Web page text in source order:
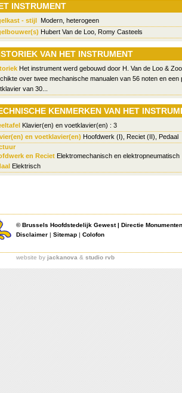
INSTRUMENT
- stijl Modern, heterogeen
Hubert Van de Loo, Romy Casteels
VAN HET INSTRUMENT
Het instrument werd gebouwd door H. Van de Loo &
over twee mechanische manualen van 56 noten en een
van 30...
KENMERKEN VAN HET
Klavier(en) en voetklavier(en) : 3
en voetklavier(en) Hoofdwerk (I), Reciet (II), Pedaal
en Reciet Elektromechanisch en elektropneumatisch
Elektrisch
©Brussels Hoofdstedelijk Gewest| Directie
Disclaimer | Sitemap | Colofon
website by jackanova & studio rvb